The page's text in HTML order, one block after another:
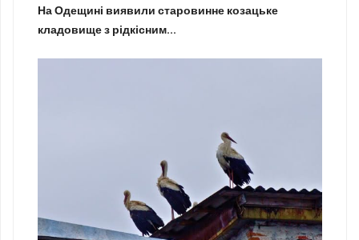
На Одещині виявили старовинне козацьке
кладовище з рідкісним...